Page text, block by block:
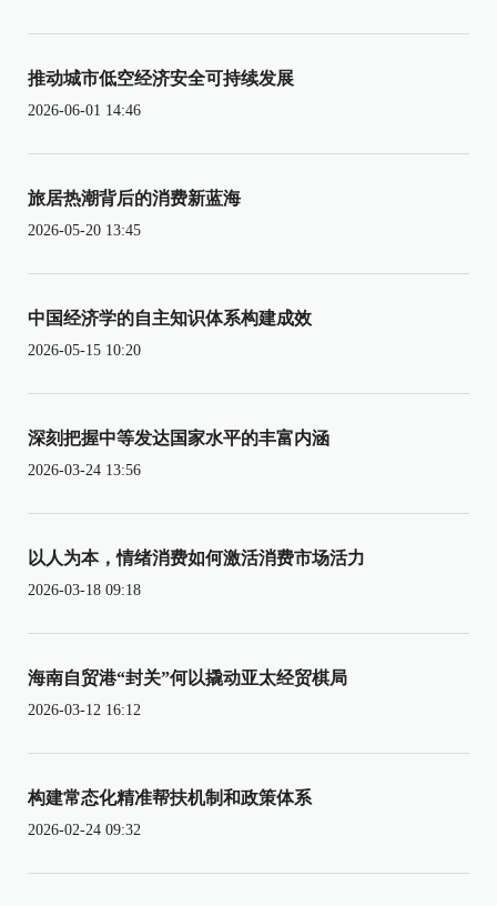
推动城市低空经济安全可持续发展
2026-06-01 14:46
旅居热潮背后的消费新蓝海
2026-05-20 13:45
中国经济学的自主知识体系构建成效
2026-05-15 10:20
深刻把握中等发达国家水平的丰富内涵
2026-03-24 13:56
以人为本，情绪消费如何激活消费市场活力
2026-03-18 09:18
海南自贸港“封关”何以撬动亚太经贸棋局
2026-03-12 16:12
构建常态化精准帮扶机制和政策体系
2026-02-24 09:32